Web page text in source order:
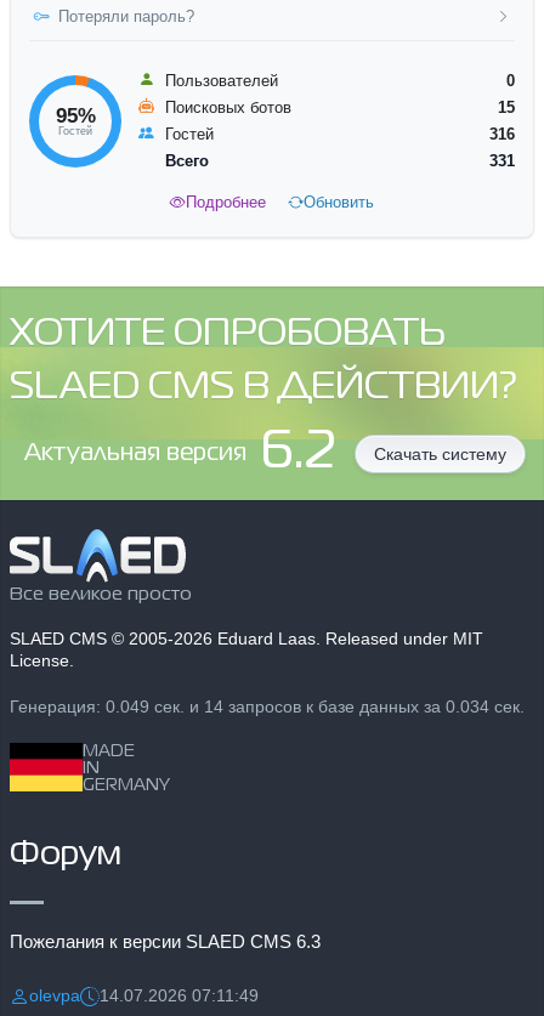
Потеряли пароль?
95%
Гостей
Пользователей
0
Поисковых ботов
15
Гостей
316
Всего
331
Подробнее Обновить
ХОТИТЕ ОПРОБОВАТЬ
SLAED CMS В ДЕЙСТВИИ?
Aктуальная версия 6.2 Скачать систему
Все великое просто
SLAED CMS © 2005-2026 Eduard Laas. Released under MIT
License.
Генерация: 0.049 сек. и 14 запросов к базе данных за 0.034 сек.
MADE
IN
GERMANY
Форум
Пожелания к версии SLAED CMS 6.3
Разместил:
olevpaДата:14.07.2026 07:11:49